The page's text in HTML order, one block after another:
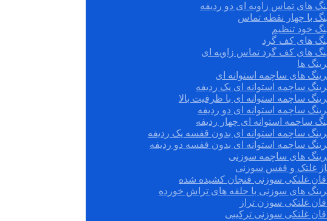
های تماس زاویه ای دو ردیفه
با چهار نقطه تماس
خود تنظیم
های کف گرد
های کف گرد تماس زاویه ای
ها
های ساچمه استوانه ای
ساچمه استوانه ای یک ردیفه
ساچمه استوانه ای با ظرفیت بالا
ساچمه استوانه ای دو ردیفه
ساچمه استوانه ای چهار ردیفه
ساچمه استوانه ای بدون قفسه یک ردیفه
ساچمه استوانه ای بدون قفسه دو ردیفه
های ساچمه سوزنی
غلتک و قفس سوزنی
غلتکی سوزنی فنجان کشیده شده
های سوزنی با حلقه های تراش خورده
غلتکی سوزن تراز
غلتکی سوزنی ترکیبی